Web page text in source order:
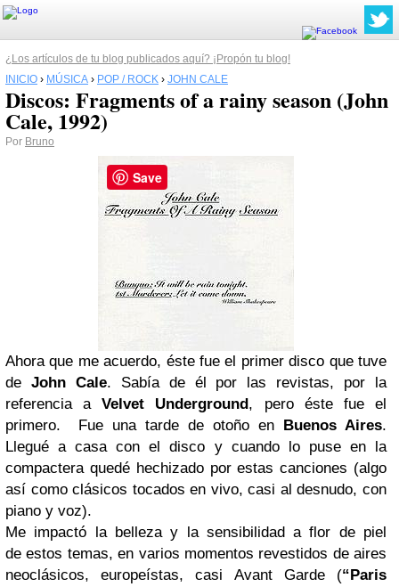
¿Los artículos de tu blog publicados aquí? ¡Propón tu blog!
INICIO › MÚSICA › POP / ROCK › JOHN CALE
Discos: Fragments of a rainy season (John
Cale, 1992)
Por Bruno
Ahora que me acuerdo, éste fue el primer disco que tuve
de John Cale. Sabía de él por las revistas, por la
referencia aVelvet Underground, pero éste fue el
primero. Fue una tarde de otoño en Buenos Aires.
Llegué a casa con el disco y cuando lo puse en la
compactera quedé hechizado por estas canciones (algo
así como clásicos tocados en vivo, casi al desnudo, con
piano y voz).
Me impactó la belleza y la sensibilidad a flor de piel
de estos temas, en varios momentos revestidos de aires
neoclásicos, europeístas, casi Avant Garde (“Paris
Save